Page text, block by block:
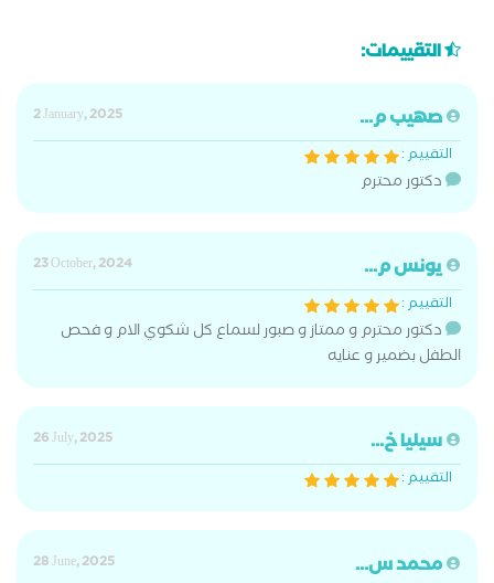
التقييمات:
صهيب م...
2 January, 2025
التقييم :
دكتور محترم
يونس م...
23 October, 2024
التقييم :
دكتور محترم و ممتاز و صبور لسماع كل شكوي الام و فحص
الطفل بضمير و عنايه
سيليا خ...
26 July, 2025
التقييم :
محمد س... 28 June, 2025